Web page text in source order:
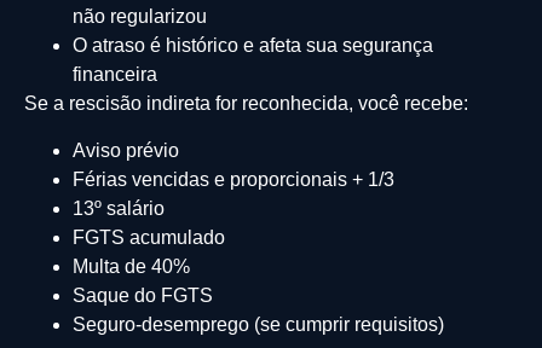
não regularizou
O atraso é histórico e afeta sua segurança
financeira
Se a rescisão indireta for reconhecida, você recebe:
Aviso prévio
Férias vencidas e proporcionais + 1/3
13º salário
FGTS acumulado
Multa de 40%
Saque do FGTS
Seguro-desemprego (se cumprir requisitos)